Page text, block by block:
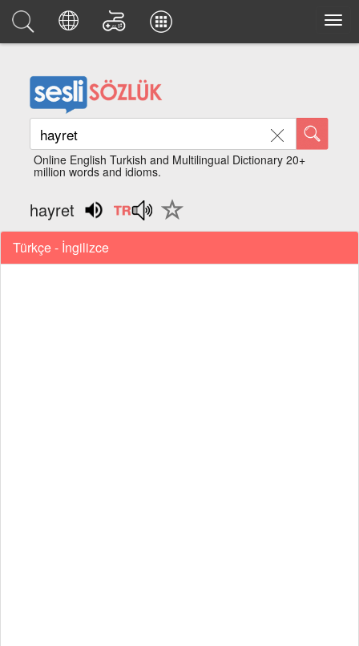
Online English Turkish and Multilingual Dictionary 20+
million words and idioms.
hayret
Türkçe - İngilizce